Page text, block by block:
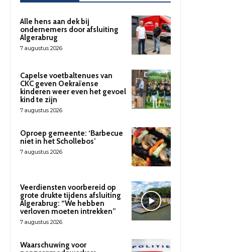
Alle hens aan dek bij
ondernemers door afsluiting
Algerabrug
7 augustus 2026
Capelse voetbaltenues van
CKC geven Oekraïense
kinderen weer even het gevoel
kind te zijn
7 augustus 2026
Oproep gemeente: ‘Barbecue
niet in het Schollebos’
7 augustus 2026
Veerdiensten voorbereid op
grote drukte tijdens afsluiting
Algerabrug: “We hebben
verloven moeten intrekken”
7 augustus 2026
Waarschuwing voor